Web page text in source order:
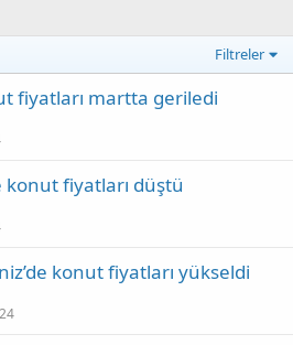
Filtreler
fiyatları martta geriledi
konut fiyatları düştü
konut fiyatları yükseldi